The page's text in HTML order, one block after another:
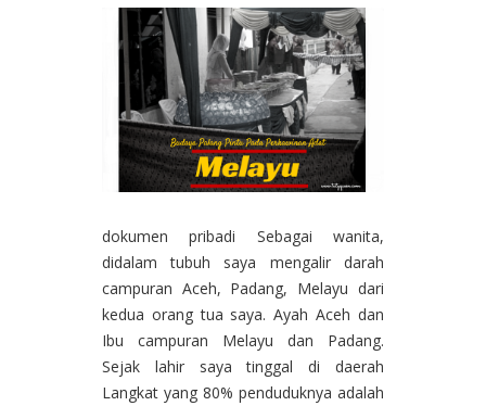
dokumen pribadi Sebagai wanita,
didalam tubuh saya mengalir darah
campuran Aceh, Padang, Melayu dari
kedua orang tua saya. Ayah Aceh dan
Ibu campuran Melayu dan Padang.
Sejak lahir saya tinggal di daerah
Langkat yang 80% penduduknya adalah